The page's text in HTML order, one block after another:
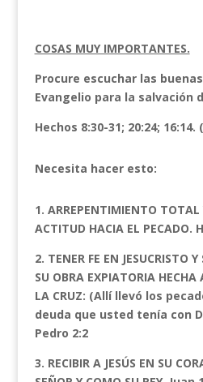
COSAS MUY IMPORTANTES.
Procure escuchar las
Evangelio para la salvación
Hechos 8:30-31; 20:24; 16:14.
Necesita hacer esto:
1. ARREPENTIMIENTO TOTAL
ACTITUD HACIA EL PECADO.
2. TENER FE EN JESUCRISTO
SU OBRA EXPIATORIA HECHA
LA CRUZ: (Allí llevó los
deuda que usted tenía con
Pedro 2:2
3. RECIBIR A JESÚS EN SU